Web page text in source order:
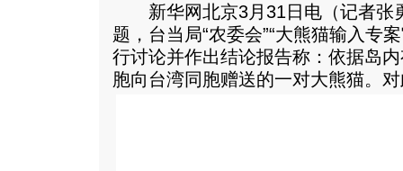
新华网北京3月31日电（记者张
题，台当局“农委会”“大熊猫输入专
行讨论并作出结论报告称：依据岛
胞向台湾同胞赠送的一对大熊猫。